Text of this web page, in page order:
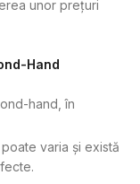
unor prețuri
Hand
hand, în
varia și există